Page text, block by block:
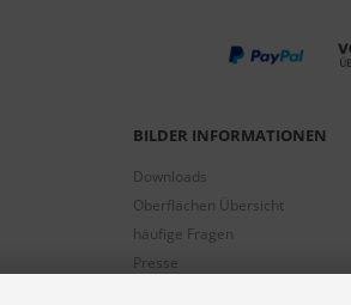
BILDER INFORMATIONEN
Downloads
Oberflächen Übersicht
häufige Fragen
Presse